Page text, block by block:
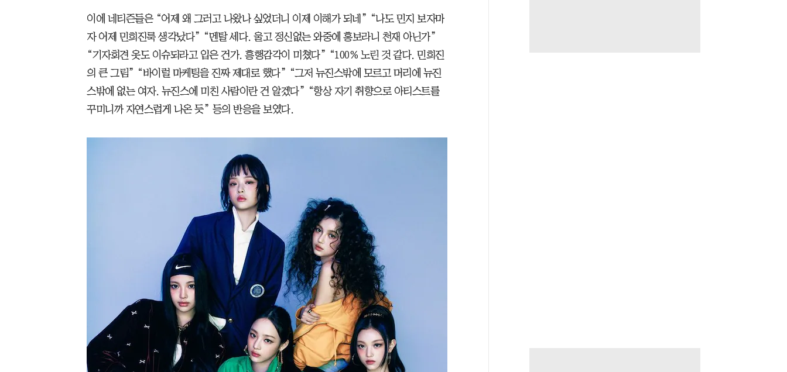
이에 네티즌들은 “어제 왜 그러고 나왔나 싶었더니 이제 이해가 되네” “나도 민지 보자마
자 어제 민희진룩 생각났다” “멘탈 세다. 울고 정신없는 와중에 홍보라니 천재 아닌가”
“기자회견 옷도 이슈되라고 입은 건가. 흥행감각이 미쳤다” “100% 노린 것 같다. 민희진
의 큰 그림” “바이럴 마케팅을 진짜 제대로 했다” “그저 뉴진스밖에 모르고 머리에 뉴진
스밖에 없는 여자. 뉴진스에 미친 사람이란 건 알겠다” “항상 자기 취향으로 아티스트를
꾸미니까 자연스럽게 나온 듯” 등의 반응을 보였다.